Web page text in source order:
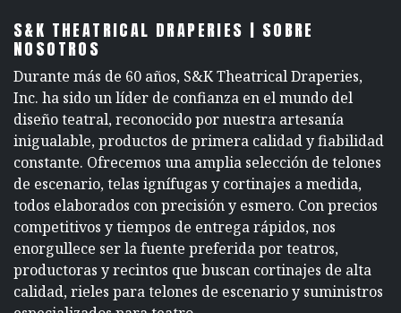
S&K THEATRICAL DRAPERIES | SOBRE
NOSOTROS
Durante más de 60 años, S&K Theatrical Draperies,
Inc. ha sido un líder de confianza en el mundo del
diseño teatral, reconocido por nuestra artesanía
inigualable, productos de primera calidad y fiabilidad
constante. Ofrecemos una amplia selección de telones
de escenario, telas ignífugas y cortinajes a medida,
todos elaborados con precisión y esmero. Con precios
competitivos y tiempos de entrega rápidos, nos
enorgullece ser la fuente preferida por teatros,
productoras y recintos que buscan cortinajes de alta
calidad, rieles para telones de escenario y suministros